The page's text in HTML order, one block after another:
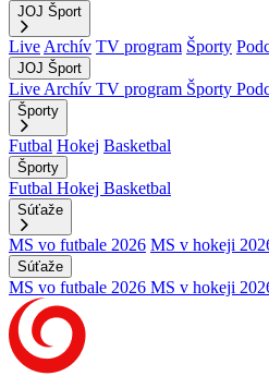
JOJ Šport
Live Archív TV program Športy
JOJ Šport
Live Archív TV program Športy
Športy
Futbal Hokej Basketbal
Športy
Futbal Hokej Basketbal
Súťaže
MS vo futbale 2026 MS v hokeji
Súťaže
MS vo futbale 2026 MS v hokeji